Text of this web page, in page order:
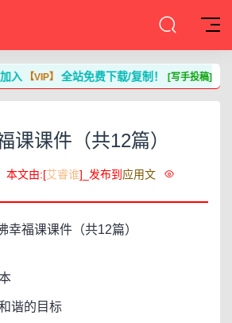
加入【VIP】 全站免费下载/复制！ [写手投稿]
课课件（共12篇）
本文由:[艾睿谁]_发布到 应用文
谐的目标